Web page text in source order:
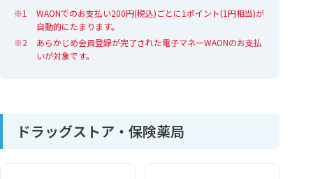
WAONでのお支払い200円(税込)ごとに1ポイント(1円相当)が
自動的にたまります。
あらかじめ会員登録が完了された電子マネーWAONのお支払
いが対象です。
ドラッグストア・保険薬局